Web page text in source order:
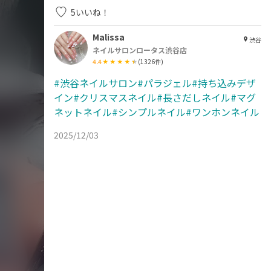
5いいね！
Malissa
ネイルサロンロータス渋谷店
4.4 (1326件)
渋谷
#渋谷ネイルサロン#パラジェル#持ち込みデザ
イン#クリスマスネイル#長さだしネイル#マグ
ネットネイル#シンプルネイル#ワンホンネイル
2025/12/03